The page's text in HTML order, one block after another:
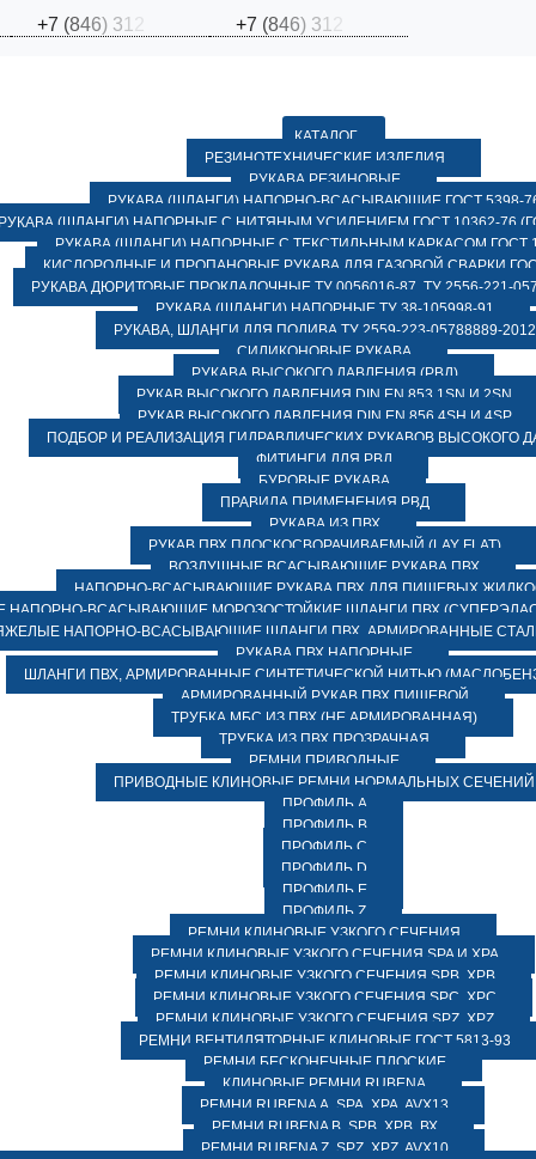
+7 (846) 31 +7 (846) 31
КАТАЛОГ
РЕЗИНОТЕХНИЧЕСКИЕ ИЗДЕЛИЯ
РУКАВА РЕЗИНОВЫЕ
РУКАВА (ШЛАНГИ) НАПОРНО-ВСАСЫВАЮЩИЕ ГОСТ 5398-
(ШЛАНГИ) НАПОРНЫЕ С НИТЯНЫМ УСИЛЕНИЕМ ГОСТ 10362-76
РУКАВА (ШЛАНГИ) НАПОРНЫЕ С ТЕКСТИЛЬНЫМ КАРКАСОМ ГОСТ
КИСЛОРОДНЫЕ И ПРОПАНОВЫЕ РУКАВА ДЛЯ ГАЗОВОЙ СВАРКИ
РУКАВА ДЮРИТОВЫЕ ПРОКЛАДОЧНЫЕ ТУ 0056016-87, ТУ 2556-221-
РУКАВА (ШЛАНГИ) НАПОРНЫЕ ТУ 38-105998-91
РУКАВА, ШЛАНГИ ДЛЯ ПОЛИВА ТУ 2559-223-05788889-2012
СИЛИКОНОВЫЕ РУКАВА
РУКАВА ВЫСОКОГО ДАВЛЕНИЯ (РВД)
РУКАВ ВЫСОКОГО ДАВЛЕНИЯ DIN EN 853 1SN И 2SN
РУКАВ ВЫСОКОГО ДАВЛЕНИЯ DIN EN 856 4SH И 4SP
ПОДБОР И РЕАЛИЗАЦИЯ ГИДРАВЛИЧЕСКИХ РУКАВОВ ВЫСОКОГО
ФИТИНГИ ДЛЯ РВД
БУРОВЫЕ РУКАВА
ПРАВИЛА ПРИМЕНЕНИЯ РВД
РУКАВА ИЗ ПВХ
РУКАВ ПВХ ПЛОСКОСВОРАЧИВАЕМЫЙ (LAY FLAT)
ВОЗДУШНЫЕ ВСАСЫВАЮЩИЕ РУКАВА ПВХ
НАПОРНО-ВСАСЫВАЮЩИЕ РУКАВА ПВХ ДЛЯ ПИЩЕВЫХ
НАПОРНО-ВСАСЫВАЮЩИЕ МОРОЗОСТОЙКИЕ ШЛАНГИ ПВХ
НАПОРНО-ВСАСЫВАЮЩИЕ ШЛАНГИ ПВХ, АРМИРОВАННЫЕ
РУКАВА ПВХ НАПОРНЫЕ
ШЛАНГИ ПВХ, АРМИРОВАННЫЕ СИНТЕТИЧЕСКОЙ НИТЬЮ
АРМИРОВАННЫЙ РУКАВ ПВХ ПИЩЕВОЙ
ТРУБКА МБС ИЗ ПВХ (НЕ АРМИРОВАННАЯ)
ТРУБКА ИЗ ПВХ ПРОЗРАЧНАЯ
РЕМНИ ПРИВОДНЫЕ
ПРИВОДНЫЕ КЛИНОВЫЕ РЕМНИ НОРМАЛЬНЫХ СЕЧЕНИЙ
ПРОФИЛЬ A
ПРОФИЛЬ B
ПРОФИЛЬ C
ПРОФИЛЬ D
ПРОФИЛЬ E
ПРОФИЛЬ Z
РЕМНИ КЛИНОВЫЕ УЗКОГО СЕЧЕНИЯ
РЕМНИ КЛИНОВЫЕ УЗКОГО СЕЧЕНИЯ SPA И XPA
РЕМНИ КЛИНОВЫЕ УЗКОГО СЕЧЕНИЯ SPB, XPB
РЕМНИ КЛИНОВЫЕ УЗКОГО СЕЧЕНИЯ SPC, XPC
РЕМНИ КЛИНОВЫЕ УЗКОГО СЕЧЕНИЯ SPZ, XPZ
РЕМНИ ВЕНТИЛЯТОРНЫЕ КЛИНОВЫЕ ГОСТ 5813-93
РЕМНИ БЕСКОНЕЧНЫЕ ПЛОСКИЕ
КЛИНОВЫЕ РЕМНИ RUBENA
РЕМНИ RUBENA А, SPA, XPA, AVX13
РЕМНИ RUBENA В, SPВ, ХPВ, ВХ
РЕМНИ RUBENA Z, SPZ, XPZ, AVX10